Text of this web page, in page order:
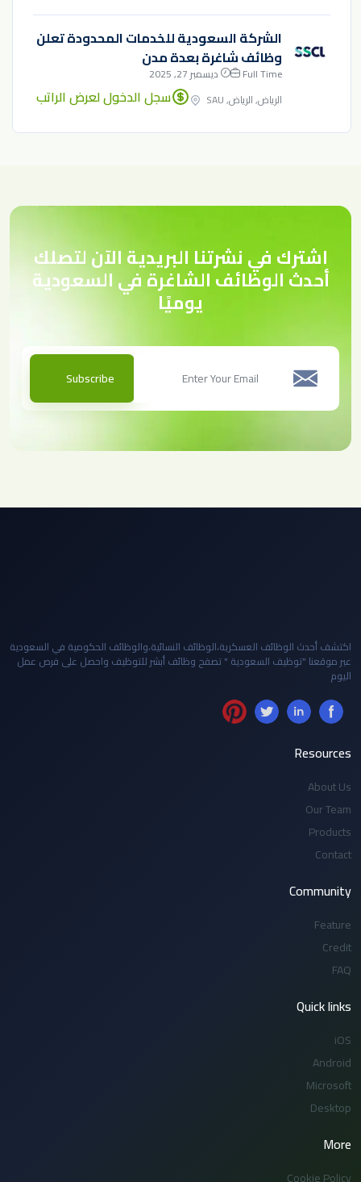
الشركة السعودية للخدمات المحدودة تعلن
وظائف شاغرة بعدة مدن
Full Time
ديسمبر 27, 2025
الرياض, الرياض, SAU
سجل الدخول لعرض الراتب
اشترك في نشرتنا البريدية الآن لتصلك
أحدث الوظائف الشاغرة في السعودية
يوميًا
Subscribe
اكتشف أحدث الوظائف العسكرية،الوظائف النسائية،والوظائف الحكومية في السعودية
عبر موقعنا "توظيف السعودية " تصفح وظائف أبشر للتوظيف واحصل على فرص عمل
اليوم
Resources
About Us
Our Team
Products
Contact
Community
Feature
Credit
FAQ
Quick links
iOS
Android
Microsoft
Desktop
More